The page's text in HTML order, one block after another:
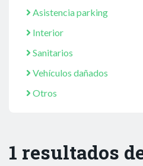
Asistencia parking
Interior
Sanitarios
Vehículos dañados
Otros
1 resultados